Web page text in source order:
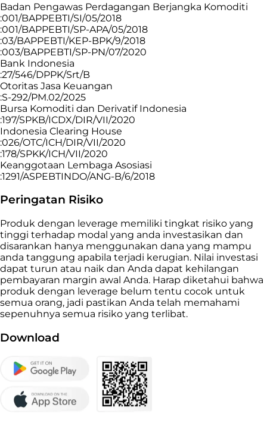
Badan Pengawas Perdagangan Berjangka Komoditi
:001/BAPPEBTI/SI/05/2018
:001/BAPPEBTI/SP-APA/05/2018
:03/BAPPEBTI/KEP-BPK/9/2018
:003/BAPPEBTI/SP-PN/07/2020
Bank Indonesia
:27/546/DPPK/Srt/B
Otoritas Jasa Keuangan
:S-292/PM.02/2025
Bursa Komoditi dan Derivatif Indonesia
:197/SPKB/ICDX/DIR/VII/2020
Indonesia Clearing House
:026/OTC/ICH/DIR/VII/2020
:178/SPKK/ICH/VII/2020
Keanggotaan Lembaga Asosiasi
:1291/ASPEBTINDO/ANG-B/6/2018
Peringatan Risiko
Produk dengan leverage memiliki tingkat risiko yang
tinggi terhadap modal yang anda investasikan dan
disarankan hanya menggunakan dana yang mampu
anda tanggung apabila terjadi kerugian. Nilai investasi
dapat turun atau naik dan Anda dapat kehilangan
pembayaran margin awal Anda. Harap diketahui bahwa
produk dengan leverage belum tentu cocok untuk
semua orang, jadi pastikan Anda telah memahami
sepenuhnya semua risiko yang terlibat.
Download